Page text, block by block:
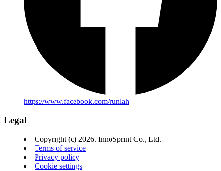
https://www.facebook.com/runlah
Legal
Copyright (c) 2026. InnoSprint Co., Ltd.
Terms of service
Privacy policy
Cookie settings